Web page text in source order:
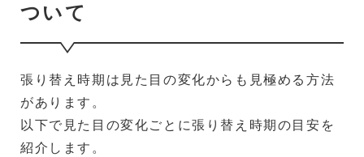
ついて
張り替え時期は見た目の変化からも見極める方法
があります。
以下で見た目の変化ごとに張り替え時期の目安を
紹介します。